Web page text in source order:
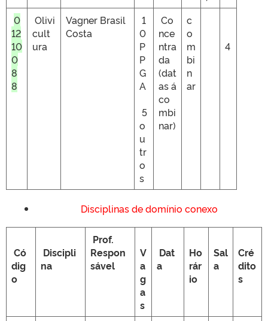
0
12
10
0
8
8
Olivi
cult
ura
Vagner Brasil
Costa
1
0
P
P
G
A
5
o
u
tr
o
s
Co
nce
ntra
da
(dat
as á
co
mbi
nar)
c
o
m
bi
n
ar
4
Disciplinas de domínio conexo
Có
dig
o
Discipli
na
Prof.
Respon
sável
V
a
g
a
s
Dat
a
Ho
rár
io
Sal
a
Cré
dito
s